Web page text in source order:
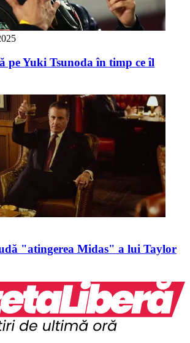
pe Yuki Tsunoda în timp ce îl
"atingerea Midas" a lui Taylor